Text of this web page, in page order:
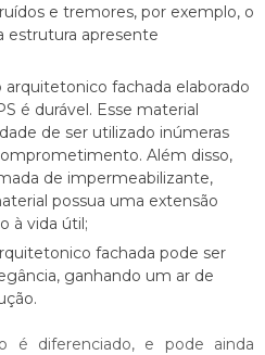
e tremores, por exemplo, o
estrutura apresente
arquitetonico fachada elaborado
é durável. Esse material
de ser utilizado inúmeras
Além disso,
de impermeabilizante,
possua uma extensão
à vida útil;
fachada pode ser
ganhando um ar de
é diferenciado, e pode ainda